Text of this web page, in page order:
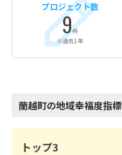
プロジェクト数
9件
※過去1年
蘭越町の地域幸福度指標
トップ3